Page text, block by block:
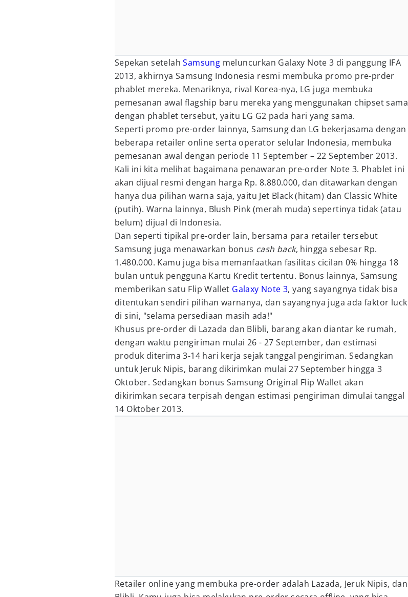
Sepekan setelahSamsung meluncurkan Galaxy Note 3 di panggung IFA
2013, akhirnya Samsung Indonesia resmi membuka promo pre-prder
phablet mereka. Menariknya, rival Korea-nya, LG juga membuka
pemesanan awal flagship baru mereka yang menggunakan chipset sama
dengan phablet tersebut, yaitu LG G2 pada hari yang sama.
Seperti promo pre-order lainnya, Samsung dan LG bekerjasama dengan
beberapa retailer online serta operator selular Indonesia, membuka
pemesanan awal dengan periode 11 September – 22 September 2013.
Kali ini kita melihat bagaimana penawaran pre-order Note 3. Phablet ini
akan dijual resmi dengan harga Rp. 8.880.000, dan ditawarkan dengan
hanya dua pilihan warna saja, yaitu Jet Black (hitam) dan Classic White
(putih). Warna lainnya, Blush Pink (merah muda) sepertinya tidak (atau
belum) dijual di Indonesia.
Dan seperti tipikal pre-order lain, bersama para retailer tersebut
Samsung juga menawarkan bonus cash back, hingga sebesar Rp.
1.480.000. Kamu juga bisa memanfaatkan fasilitas cicilan 0% hingga 18
bulan untuk pengguna Kartu Kredit tertentu. Bonus lainnya, Samsung
memberikan satu Flip Wallet Galaxy Note 3, yang sayangnya tidak bisa
ditentukan sendiri pilihan warnanya, dan sayangnya juga ada faktor luck
di sini, "selama persediaan masih ada!"
Khusus pre-order di Lazada dan Blibli, barang akan diantar ke rumah,
dengan waktu pengiriman mulai 26 - 27 September, dan estimasi
produk diterima 3-14 hari kerja sejak tanggal pengiriman. Sedangkan
untuk Jeruk Nipis, barang dikirimkan mulai 27 September hingga 3
Oktober. Sedangkan bonus Samsung Original Flip Wallet akan
dikirimkan secara terpisah dengan estimasi pengiriman dimulai tanggal
14 Oktober 2013.
Retailer online yang membuka pre-order adalah Lazada, Jeruk Nipis, dan